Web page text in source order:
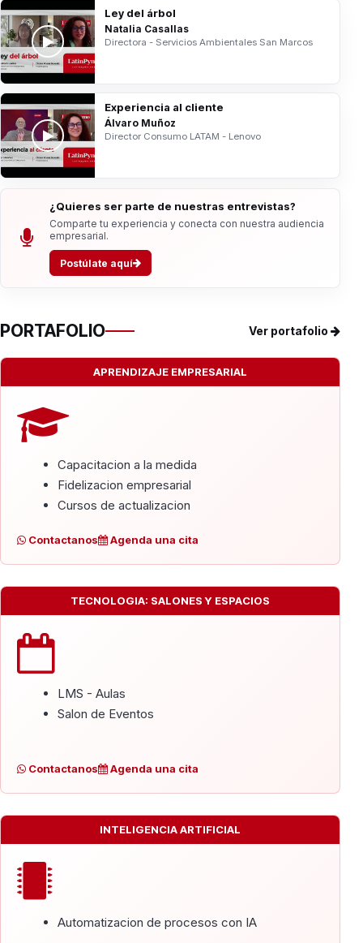
Ley del árbol
Natalia Casallas
Directora - Servicios Ambientales San Marcos
Experiencia al cliente
Álvaro Muñoz
Director Consumo LATAM - Lenovo
¿Quieres ser parte de nuestras entrevistas?
Comparte tu experiencia y conecta con nuestra audiencia
empresarial.
Postúlate aquí
PORTAFOLIO Ver portafolio
APRENDIZAJE EMPRESARIAL
Capacitacion a la medida
Fidelizacion empresarial
Cursos de actualizacion
Contactanos Agenda una cita
TECNOLOGIA: SALONES Y ESPACIOS
LMS - Aulas
Salon de Eventos
Contactanos Agenda una cita
INTELIGENCIA ARTIFICIAL
Automatizacion de procesos con IA